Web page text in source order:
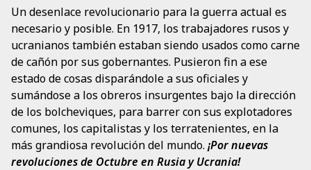
Un desenlace revolucionario para la guerra actual es
necesario y posible. En 1917, los trabajadores rusos y
ucranianos también estaban siendo usados como carne
de cañón por sus gobernantes. Pusieron fin a ese
estado de cosas disparándole a sus oficiales y
sumándose a los obreros insurgentes bajo la dirección
de los bolcheviques, para barrer con sus explotadores
comunes, los capitalistas y los terratenientes, en la
más grandiosa revolución del mundo. ¡Por nuevas
revoluciones de Octubre en Rusia y Ucrania!